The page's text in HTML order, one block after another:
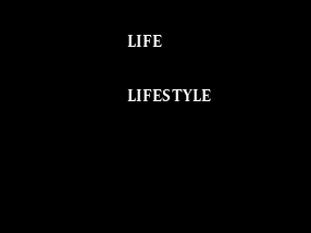
LIFE
LIFESTYLE